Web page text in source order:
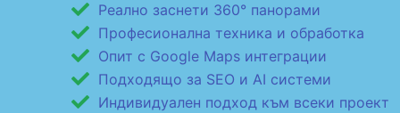
Реално заснети 360° панорами
Професионална техника и обработка
Опит с Google Maps интеграции
Подходящо за SEO и AI системи
Индивидуален подход към всеки проект